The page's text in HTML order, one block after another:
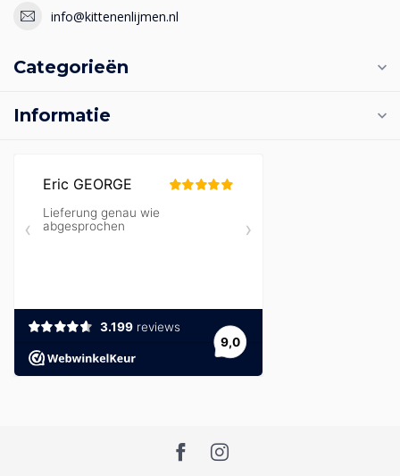
info@kittenenlijmen.nl
Categorieën
Informatie